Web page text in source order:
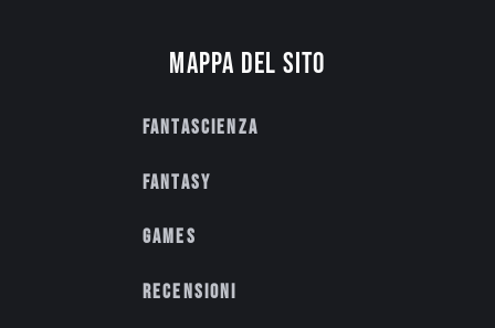
Mappa del sito
Fantascienza
Fantasy
Games
Recensioni